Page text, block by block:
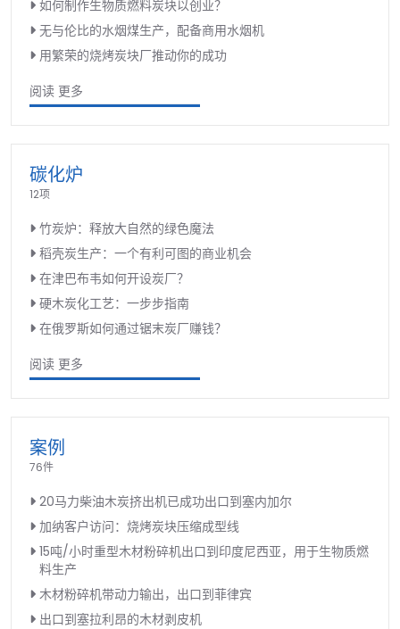
如何制作生物质燃料炭块以创业？
无与伦比的水烟煤生产，配备商用水烟机
用繁荣的烧烤炭块厂推动你的成功
阅读 更多
碳化炉
12项
竹炭炉：释放大自然的绿色魔法
稻壳炭生产：一个有利可图的商业机会
在津巴布韦如何开设炭厂？
硬木炭化工艺：一步步指南
在俄罗斯如何通过锯末炭厂赚钱？
阅读 更多
案例
76件
20马力柴油木炭挤出机已成功出口到塞内加尔
加纳客户访问：烧烤炭块压缩成型线
15吨/小时重型木材粉碎机出口到印度尼西亚，用于生物质燃
料生产
木材粉碎机带动力输出，出口到菲律宾
出口到塞拉利昂的木材剥皮机